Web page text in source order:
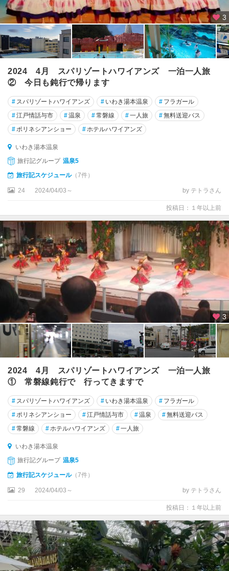
3
2024 4月 スパリゾートハワイアンズ 一泊一人旅
② 今日も鈍行で帰ります
# スパリゾートハワイアンズ # いわき湯本温泉 # フラガール
#江戸情話与市 #温泉 #常磐線 #一人旅 #無料送迎バス
#ポリネシアンショー #ホテルハワイアンズ
いわき湯本温泉
旅行記グループ 温泉5
旅行記スケジュール（7件）
24 2024/04/03～ by テトラさん
投稿日：１年以上前
3
2024 4月 スパリゾートハワイアンズ 一泊一人旅
① 常磐線鈍行で 行ってきますで
# スパリゾートハワイアンズ # いわき湯本温泉 # フラガール
#ポリネシアンショー #江戸情話与市 #温泉 #無料送迎バス
#常磐線 #ホテルハワイアンズ #一人旅
いわき湯本温泉
旅行記グループ 温泉5
旅行記スケジュール（7件）
29 2024/04/03～ by テトラさん
投稿日：１年以上前